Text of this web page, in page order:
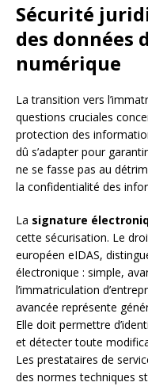
Sécurité
des données
numérique
La transition vers
questions cruciales
protection des
dû s’adapter pour
ne se fasse pas au
la confidentialité des
La signature
cette sécurisation. Le
européen eIDAS,
électronique : simple,
l’immatriculation
avancée représente
Elle doit permettre
et détecter toute
Les prestataires de
des normes techniques